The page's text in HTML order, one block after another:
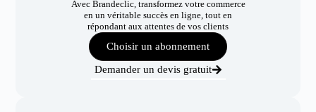
Avec Brandeclic, transformez votre commerce
en un véritable succès en ligne, tout en
répondant aux attentes de vos clients
Choisir un abonnement
Demander un devis gratuit